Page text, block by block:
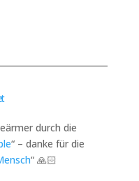
durch die
“ – danke für die
“ 🙏🏻